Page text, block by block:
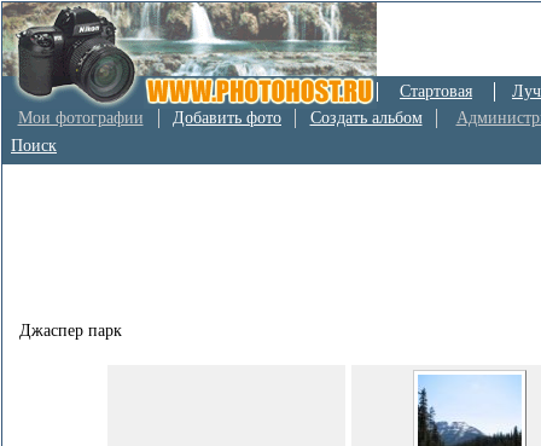
Стартовая
Мои фотографии
Добавить фото Создать альбом
Поиск
Джаспер парк